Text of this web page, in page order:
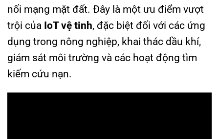
nối mạng mặt đất. Đây là một ưu điểm vượt
trội của IoT vệ tinh, đặc biệt đối với các ứng
dụng trong nông nghiệp, khai thác dầu khí,
giám sát môi trường và các hoạt động tìm
kiếm cứu nạn.